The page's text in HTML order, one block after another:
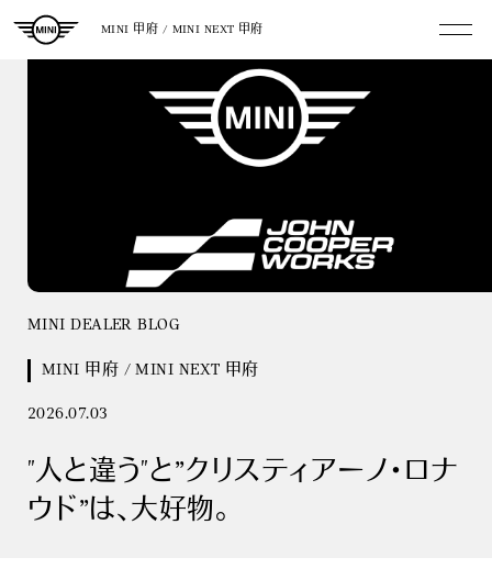
MINI 甲府 / MINI NEXT 甲府
MINI DEALER BLOG
MINI 甲府 / MINI NEXT 甲府
2026.07.03
"人と違う"と”クリスティアーノ・ロナ
ウド”は、大好物。